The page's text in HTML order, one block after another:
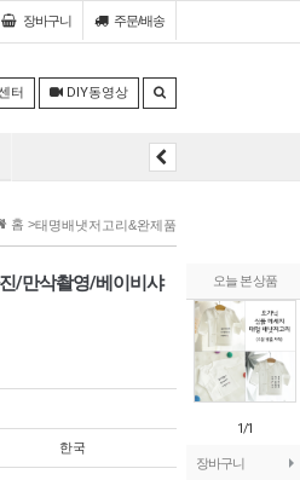
장바구니 주문/배송
오늘 본 상품
1/1
장바구니
터 DIY동영상
홈 >태명배냇저고리&완제품
/만삭촬영/베이비샤
한국